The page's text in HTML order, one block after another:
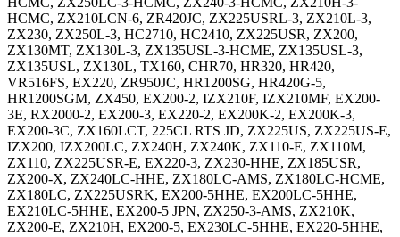
HCMC, ZX210LCN-6, ZR420JC, ZX225USRL-3, ZX210L-3,
ZX230, ZX250L-3, HC2710, HC2410, ZX225USR, ZX200,
ZX130MT, ZX130L-3, ZX135USL-3-HCME, ZX135USL-3,
ZX135USL, ZX130L, TX160, CHR70, HR320, HR420,
VR516FS, EX220, ZR950JC, HR1200SG, HR420G-5,
HR1200SGM, ZX450, EX200-2, IZX210F, IZX210MF, EX200-
3E, RX2000-2, EX200-3, EX220-2, EX200K-2, EX200K-3,
EX200-3C, ZX160LCT, 225CL RTS JD, ZX225US, ZX225US-E,
IZX200, IZX200LC, ZX240H, ZX240K, ZX110-E, ZX110M,
ZX110, ZX225USR-E, EX220-3, ZX230-HHE, ZX185USR,
ZX200-X, ZX240LC-HHE, ZX180LC-AMS, ZX180LC-HCME,
ZX180LC, ZX225USRK, EX200-5HHE, EX200LC-5HHE,
EX210LC-5HHE, EX200-5 JPN, ZX250-3-AMS, ZX210K,
ZX200-E, ZX210H, EX200-5, EX230LC-5HHE, EX220-5HHE,